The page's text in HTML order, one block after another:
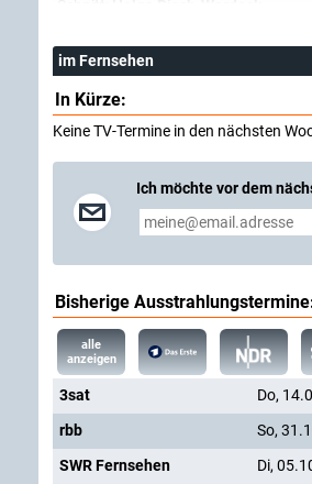
im Fernsehen
In Kürze:
Keine TV-Termine in den nächsten
Ich möchte vor dem
Bisherige
alle
anzeigen
3sat Do,
rbb
So,
SWR Fernsehen
Di,